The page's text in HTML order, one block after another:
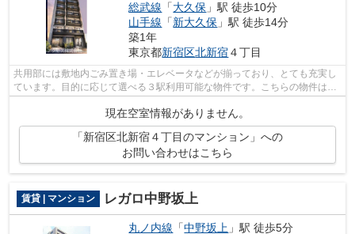
総武線 「大久保 」駅 徒歩10分
山手線 「新大久保 」駅 徒歩14分
築1年
東京都新宿区北新宿４丁目
共用部には敷地内ごみ置き場・エレベータなどが揃っており、とても充実し
ています。目的に応じて選べる３駅利用可能な物件です。こちらの物件はマ
現在空室情報がありません。
「新宿区北新宿４丁目のマンション」への
お問い合わせはこちら
賃貸 | マンション レガロ中野坂上
丸ノ内線 「中野坂上 」駅 徒歩5分